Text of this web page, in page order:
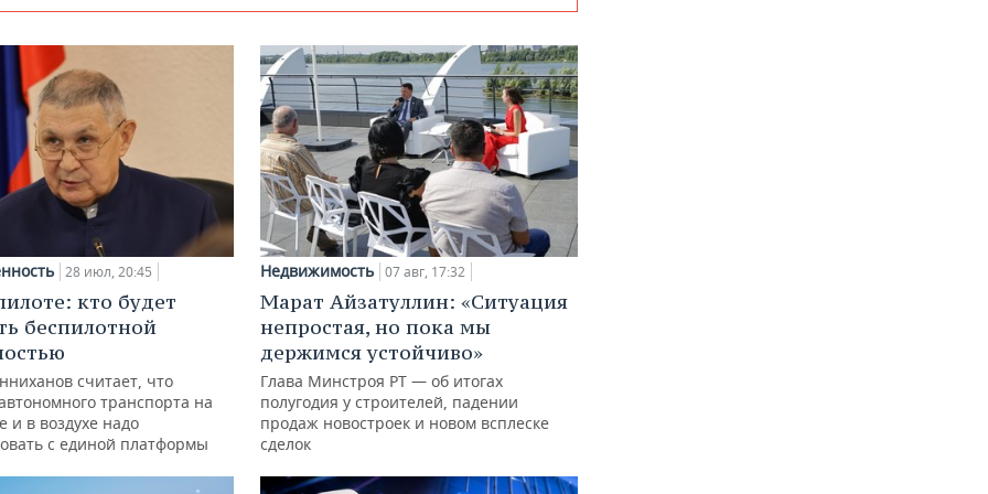
28 июл, 20:45
кто будет
беспилотной
считает, что
транспорта на
и в воздухе надо
с единой платформы
Недвижимость 07 авг, 17:32
Марат Айзатуллин: «Ситуация
непростая, но пока мы
держимся устойчиво»
Глава Минстроя РТ — об итогах
полугодия у строителей, падении
продаж новостроек и новом всплеске
сделок